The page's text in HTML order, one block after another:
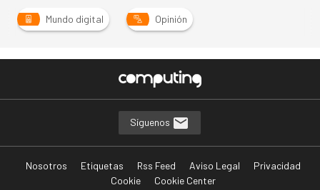
Mundo digital Opinión
Síguenos
Nosotros Etiquetas Rss Feed Aviso Legal
Privacidad
Cookie
Cookie Center